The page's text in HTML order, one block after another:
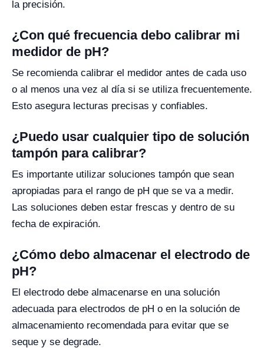
la precisión.
¿Con qué frecuencia debo calibrar mi
medidor de pH?
Se recomienda calibrar el medidor antes de cada uso
o al menos una vez al día si se utiliza frecuentemente.
Esto asegura lecturas precisas y confiables.
¿Puedo usar cualquier tipo de solución
tampón para calibrar?
Es importante utilizar soluciones tampón que sean
apropiadas para el rango de pH que se va a medir.
Las soluciones deben estar frescas y dentro de su
fecha de expiración.
¿Cómo debo almacenar el electrodo de
pH?
El electrodo debe almacenarse en una solución
adecuada para electrodos de pH o en la solución de
almacenamiento recomendada para evitar que se
seque y se degrade.